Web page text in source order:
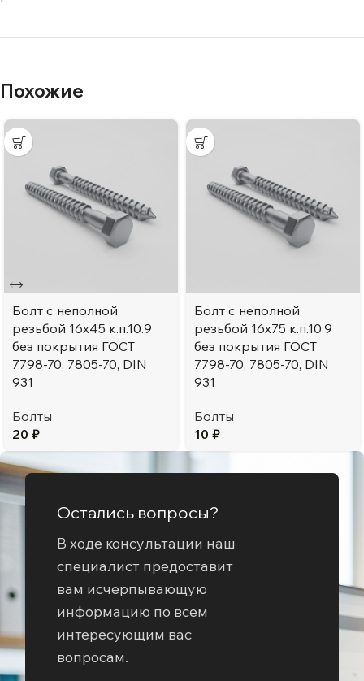
Похожие
Болт с неполной
резьбой 16х45 к.п.10.9
без покрытия ГОСТ
7798-70, 7805-70, DIN
931
Болты
20 ₽
Болт с неполной
резьбой 16х75 к.п.10.9
без покрытия ГОСТ
7798-70, 7805-70, DIN
931
Болты
10 ₽
Остались вопросы?
В ходе консультации наш
специалист предоставит
вам исчерпывающую
информацию по всем
интересующим вас
вопросам.